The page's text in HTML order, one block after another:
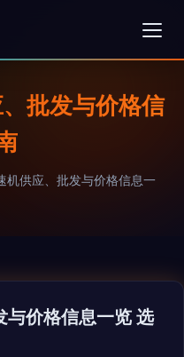
批发与价格信
机供应、批发与价格信息一
与价格信息一览 选